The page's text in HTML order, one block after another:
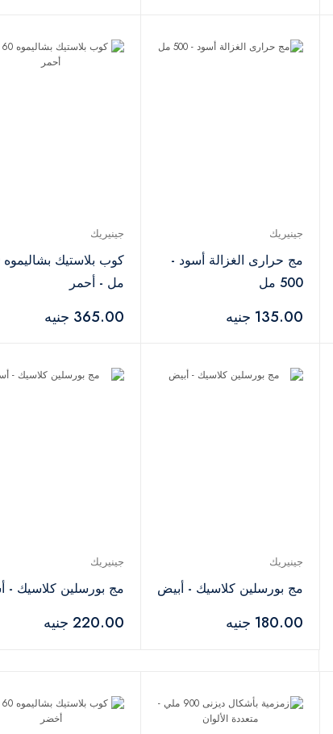
جينيريك
مج حرارى الغزالة أسود -
500 مل
135.00 جنيه
جينيريك
مل - أحمر
365.00 جنيه
جينيريك
مج بورسلين كلاسيك - أبيض
180.00 جنيه
جينيريك
مج بورسلين كلاسيك -
220.00 جنيه